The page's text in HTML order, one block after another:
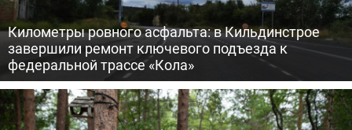
Километры ровного асфальта: в Кильдинстрое
завершили ремонт ключевого подъезда к
федеральной трассе «Кола»